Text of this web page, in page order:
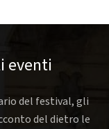
eventi
del festival, gli
del dietro le